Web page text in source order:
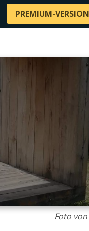
PREMIUM-VERSION
Foto von